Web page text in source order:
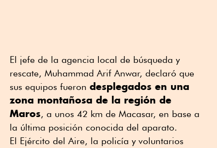
El jefe de la agencia local de búsqueda y
rescate, Muhammad Arif Anwar, declaró que
sus equipos fueron desplegados en una
zona montañosa de la región de
Maros, a unos 42 km de Macasar, en base a
la última posición conocida del aparato.
El Ejército del Aire, la policía y voluntarios